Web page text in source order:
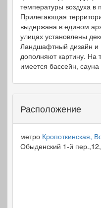
температуры воздуха
Прилегающая
выдержана в едином
улицах установлены
Ландшафтный дизайн и
дополняют картину. На
имеется бассейн,
Расположение
метро Кропоткинская,
Обыденский 1-й пер.,12,